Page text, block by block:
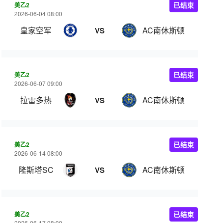
美乙2
2026-06-04 08:00
皇家空军 VS AC南休斯顿
已结束
美乙2
2026-06-07 09:00
拉雷多热 VS AC南休斯顿
已结束
美乙2
2026-06-14 08:00
隆斯塔SC VS AC南休斯顿
已结束
美乙2 已结束